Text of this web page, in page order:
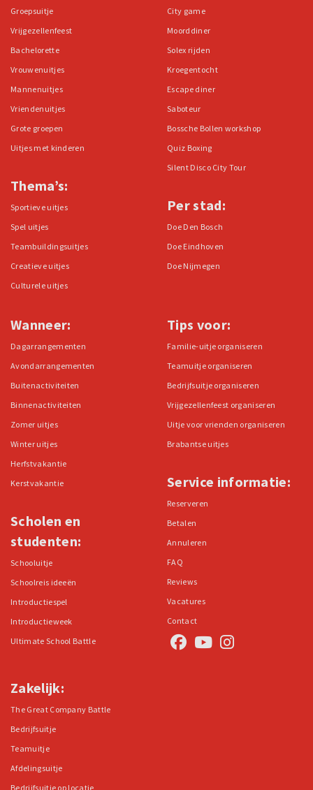
Groepsuitje
Vrijgezellenfeest
Bachelorette
Vrouwenuitjes
Mannenuitjes
Vriendenuitjes
Grote groepen
Uitjes met kinderen
Thema’s:
Sportieve uitjes
Spel uitjes
Teambuildingsuitjes
Creatieve uitjes
Culturele uitjes
City game
Moorddiner
Solex rijden
Kroegentocht
Escape diner
Saboteur
Bossche Bollen workshop
Quiz Boxing
Silent Disco City Tour
Per stad:
Doe Den Bosch
Doe Eindhoven
Doe Nijmegen
Wanneer:
Dagarrangementen
Avondarrangementen
Buitenactiviteiten
Binnenactiviteiten
Zomer uitjes
Winter uitjes
Herfstvakantie
Kerstvakantie
Scholen en
studenten:
Schooluitje
Schoolreis ideeën
Introductiespel
Introductieweek
Ultimate School Battle
Tips voor:
Familie-uitje organiseren
Teamuitje organiseren
Bedrijfsuitje organiseren
Vrijgezellenfeest organiseren
Uitje voor vrienden organiseren
Brabantse uitjes
Service informatie:
Reserveren
Betalen
Annuleren
FAQ
Reviews
Vacatures
Contact
Zakelijk:
The Great Company Battle
Bedrijfsuitje
Teamuitje
Afdelingsuitje
Bedrijfsuitje op locatie